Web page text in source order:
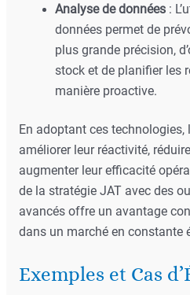
Analyse de données :
données permet de
plus grande précision,
stock et de planifier les
manière proactive.
En adoptant ces technologies,
améliorer leur réactivité,
augmenter leur efficacité
de la stratégie JAT avec des
avancés offre un avantage
dans un marché en constante
Exemples et Cas